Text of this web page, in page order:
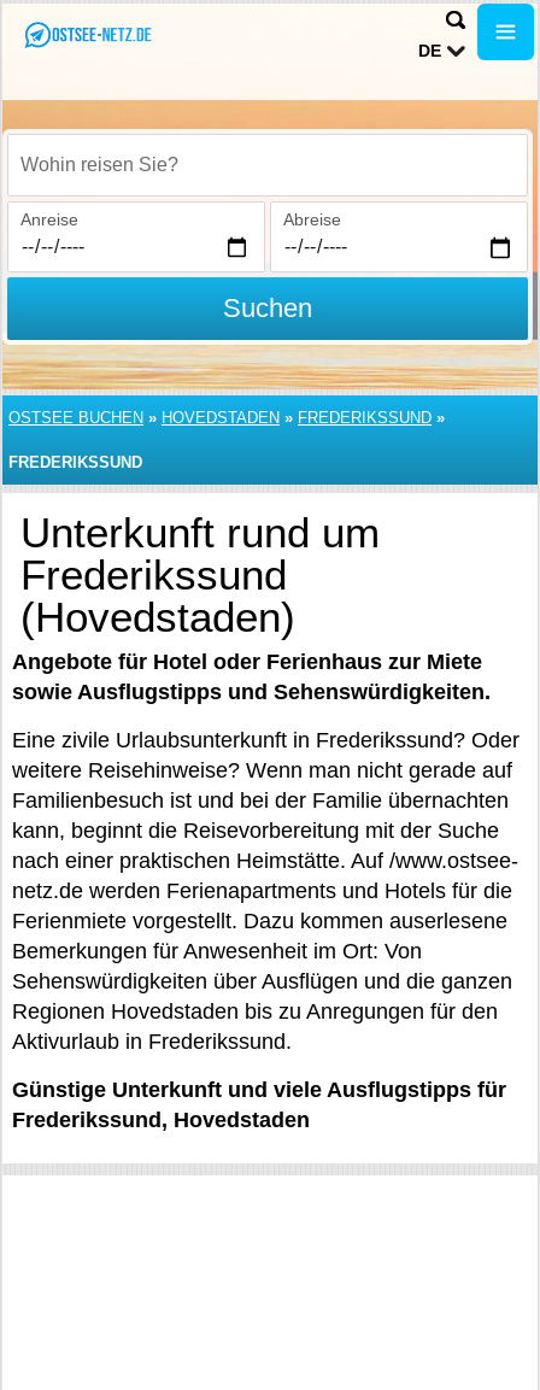
DE
Wohin reisen Sie?
Anreise Abreise
Suchen
OSTSEE BUCHEN » HOVEDSTADEN » FREDERIKSSUND »
FREDERIKSSUND
Unterkunft rund um
Frederikssund
(Hovedstaden)
Angebote für Hotel oder Ferienhaus zur Miete
sowie Ausflugstipps und Sehenswürdigkeiten.
Eine zivile Urlaubsunterkunft in Frederikssund? Oder
weitere Reisehinweise? Wenn man nicht gerade auf
Familienbesuch ist und bei der Familie übernachten
kann, beginnt die Reisevorbereitung mit der Suche
nach einer praktischen Heimstätte. Auf /www.ostsee-
netz.de werden Ferienapartments und Hotels für die
Ferienmiete vorgestellt. Dazu kommen auserlesene
Bemerkungen für Anwesenheit im Ort: Von
Sehenswürdigkeiten über Ausflügen und die ganzen
Regionen Hovedstaden bis zu Anregungen für den
Aktivurlaub in Frederikssund.
Günstige Unterkunft und viele Ausflugstipps für
Frederikssund, Hovedstaden